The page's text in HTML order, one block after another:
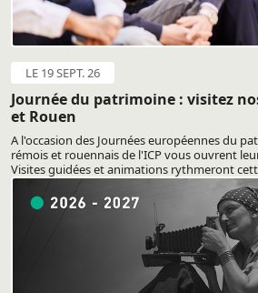
LE 19 SEPT. 26
Journée du patrimoine : visitez
et Rouen
A l'occasion des Journées européennes du
rémois et rouennais de l'ICP vous ouvrent
Visites guidées et animations rythmeront